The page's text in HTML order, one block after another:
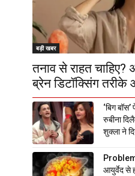
बड़ी खबर
तनाव से राहत
ब्रेन डिटॉक्सिंग तरीके
‘बिग
रुबीना
शुक्ला ने
आयुर्वेद से